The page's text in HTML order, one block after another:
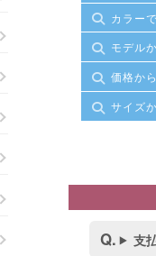
カラー
モデル
価格か
サイズ
支